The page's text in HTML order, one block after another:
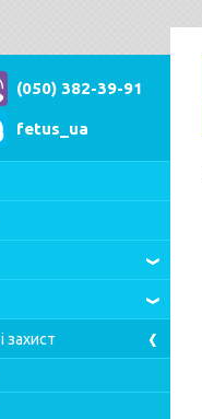
(050) 382-39-91
fetus_ua
і захист